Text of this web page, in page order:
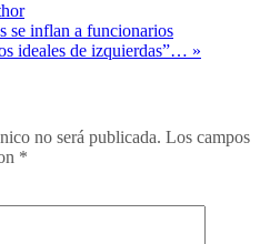
se inflan a funcionarios
ideales de izquierdas”… »
no será publicada. Los campos
*